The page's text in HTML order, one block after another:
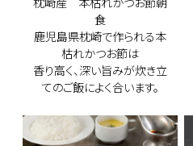
食
鹿児島県枕崎で作られる本
枯れかつお節は
香り高く、深い旨みが炊き立
てのご飯によく合います。